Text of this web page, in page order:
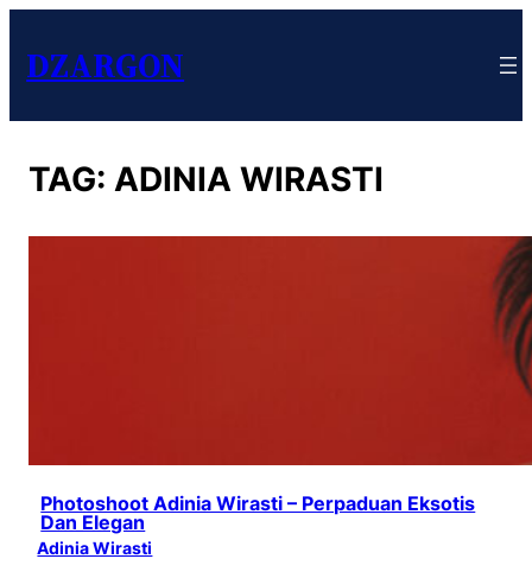
DZARGON
TAG:ADINIA WIRASTI
Photoshoot Adinia Wirasti – Perpaduan Eksotis
Dan Elegan
Adinia Wirasti